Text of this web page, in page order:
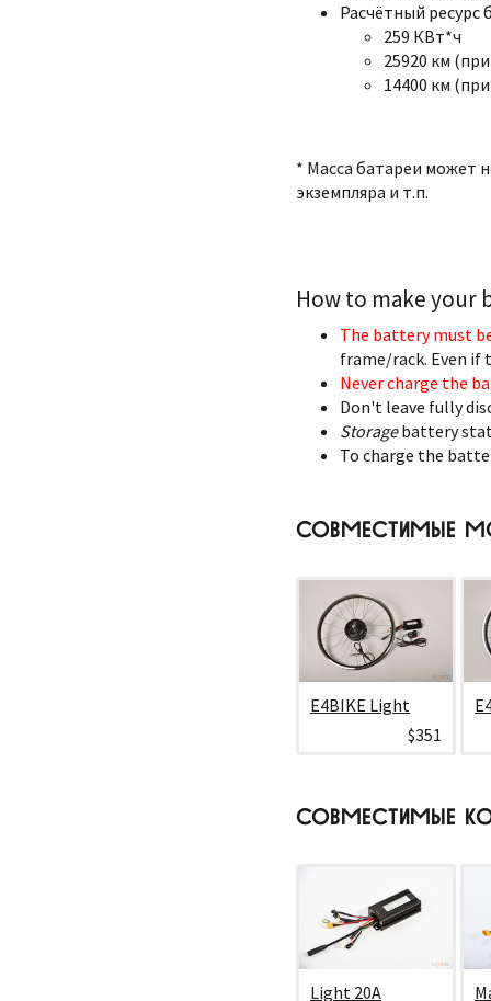
Расчётный ресурс
259 КВт*ч
25920 км
14400 км
* Масса батареи может
экземпляра и т.п.
How to make your
The battery must
frame/rack. Even if
Never charge the
Don't leave fully
Storagebattery
To charge the
СОВМЕСТИМЫЕ
E4BIKE Light
$351
СОВМЕСТИМЫЕ
Light 20A